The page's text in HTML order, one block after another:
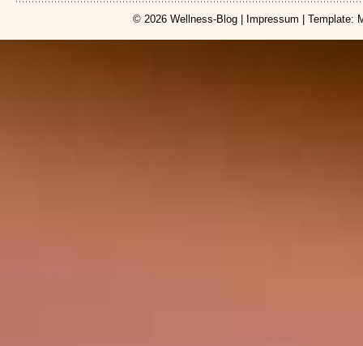
© 2026 Wellness-Blog Impressum | Template: